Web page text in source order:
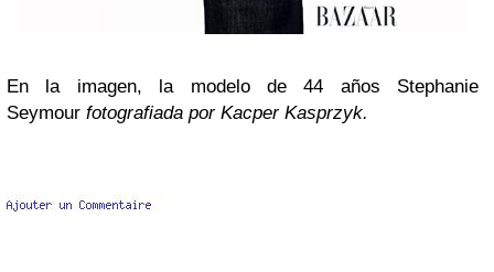
En la imagen, la modelo de 44 años Stephanie
Seymour fotografiada por Kacper Kasprzyk.